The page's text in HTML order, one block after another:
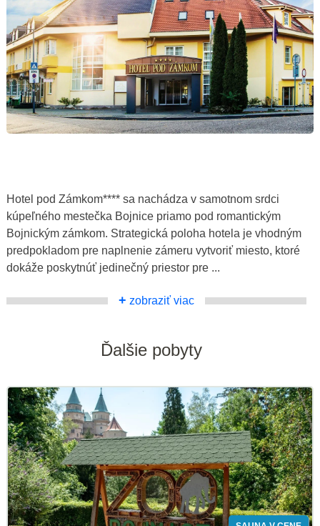
Hotel pod Zámkom**** sa nachádza v samotnom srdci
kúpeľného mestečka Bojnice priamo pod romantickým
Bojnickým zámkom. Strategická poloha hotela je vhodným
predpokladom pre naplnenie zámeru vytvoriť miesto, ktoré
dokáže poskytnúť jedinečný priestor pre ...
+ zobraziť viac
Ďalšie pobyty